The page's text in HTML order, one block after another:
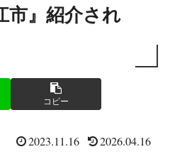
市』紹介され
コピー
2023.11.16 2026.04.16